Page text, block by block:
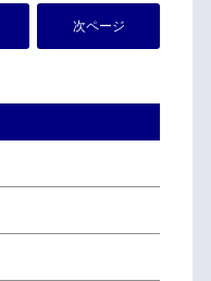
次ページ